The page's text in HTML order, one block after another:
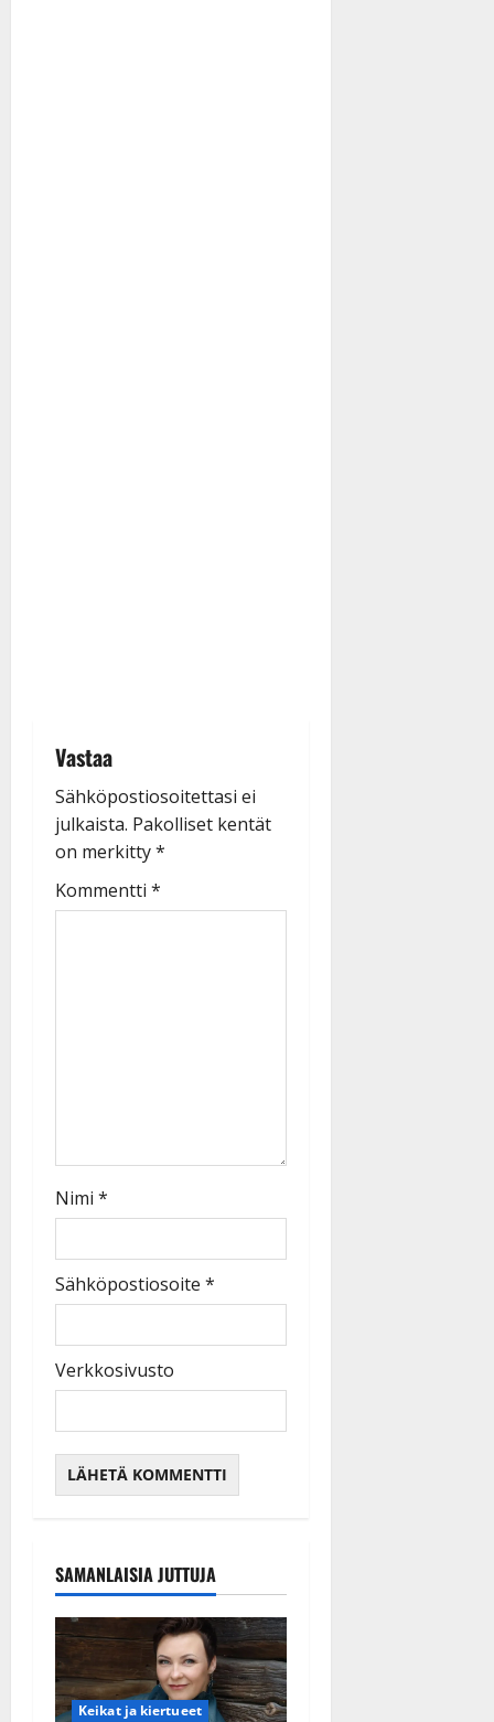
Vastaa
Sähköpostiosoitettasi ei
julkaista. Pakolliset kentät
on merkitty*
Kommentti *
Nimi *
Sähköpostiosoite *
Verkkosivusto
SAMANLAISIA JUTTUJA
Keikat ja kiertueet